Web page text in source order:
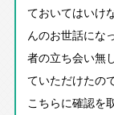
ておいてはいけ
んのお世話にな
者の立ち会い無
ていただけたの
こちらに確認を